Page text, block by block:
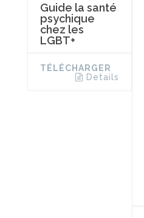
Guide la santé
psychique
chez les
LGBT+
TÉLÉCHARGER
Details